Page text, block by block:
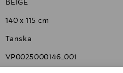
BEIGE
140 x 115 cm
Tanska
VP0025000146_001